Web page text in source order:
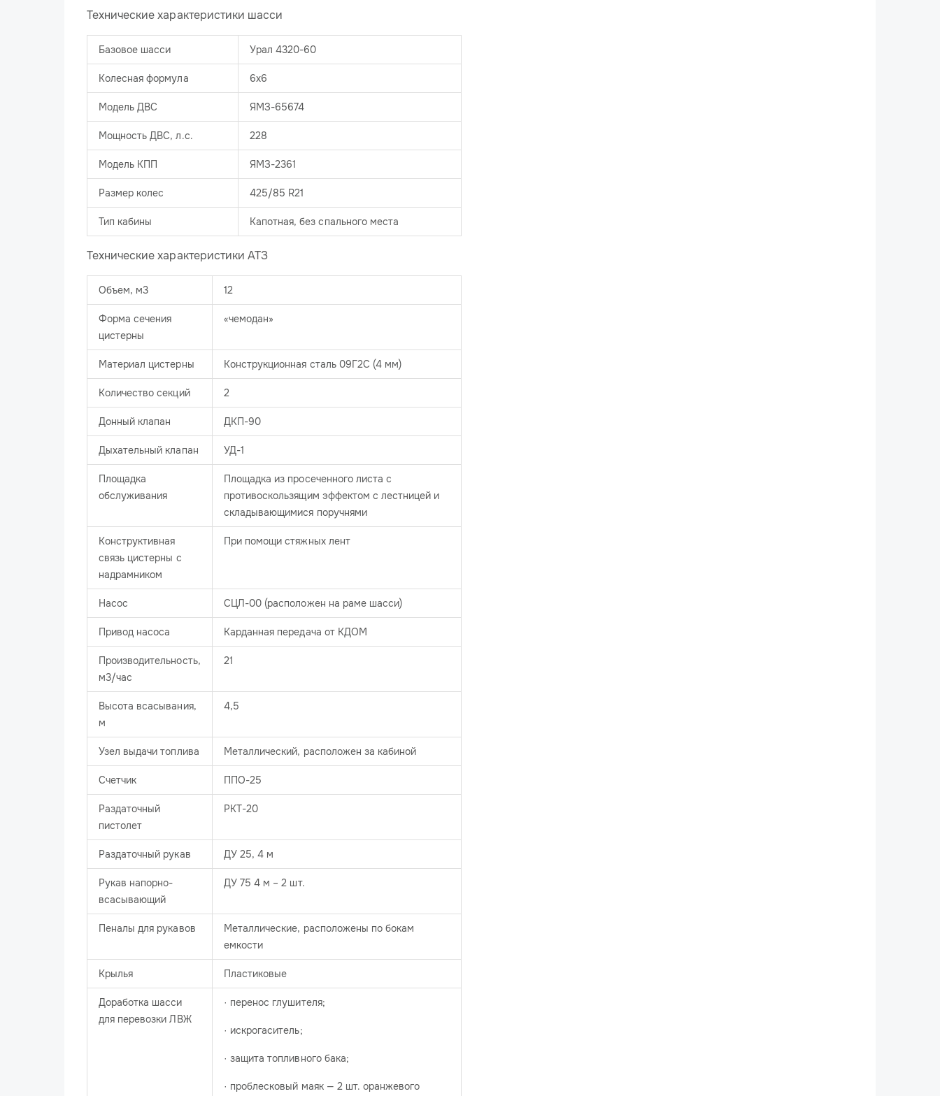
Технические характеристики шасси
Базовое шасси Урал 4320-60
Колесная формула 6х6
Модель ДВС ЯМЗ-65674
Мощность ДВС, л.с. 228
Модель КПП ЯМЗ-2361
Размер колес 425/85 R21
Тип кабины Капотная, без спального места
Технические характеристики АТЗ
Объем, м3 12
Форма сечения
цистерны
«чемодан»
Материал цистерны Конструкционная сталь 09Г2С (4 мм)
Количество секций 2
Донный клапан ДКП-90
Дыхательный клапан УД-1
Площадка
обслуживания
Площадка из просеченного листа с
противоскользящим эффектом с лестницей и
складывающимися поручнями
Конструктивная
связь цистерны с
надрамником
При помощи стяжных лент
Насос СЦЛ-00 (расположен на раме шасси)
Привод насоса Карданная передача от КДОМ
Производительность,
м3/час
21
Высота всасывания,
м
4,5
Узел выдачи топлива Металлический, расположен за кабиной
Счетчик ППО-25
Раздаточный
пистолет
РКТ-20
Раздаточный рукав ДУ 25, 4 м
Рукав напорно-
всасывающий
ДУ 75 4 м – 2 шт.
Пеналы для рукавов
Металлические, расположены по бокам
емкости
Крылья Пластиковые
Доработка шасси
для перевозки ЛВЖ
· перенос глушителя;
· искрогаситель;
· защита топливного бака;
· проблесковый маяк — 2 шт. оранжевого